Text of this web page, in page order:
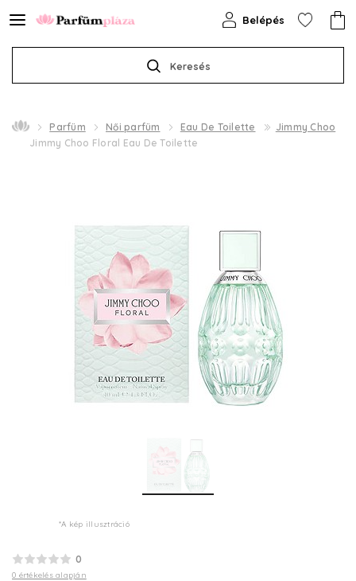
Keresés
Belépés
Parfüm Női parfüm Eau De Toilette
Jimmy Choo
Jimmy Choo Floral Eau De Toilette
*A kép illusztráció
0
0 értékelés alapján